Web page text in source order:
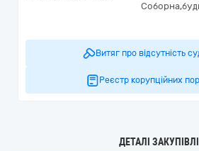
Витяг про відсутність
Реєстр корупційних
ДЕТАЛІ ЗАКУПІВЛІ